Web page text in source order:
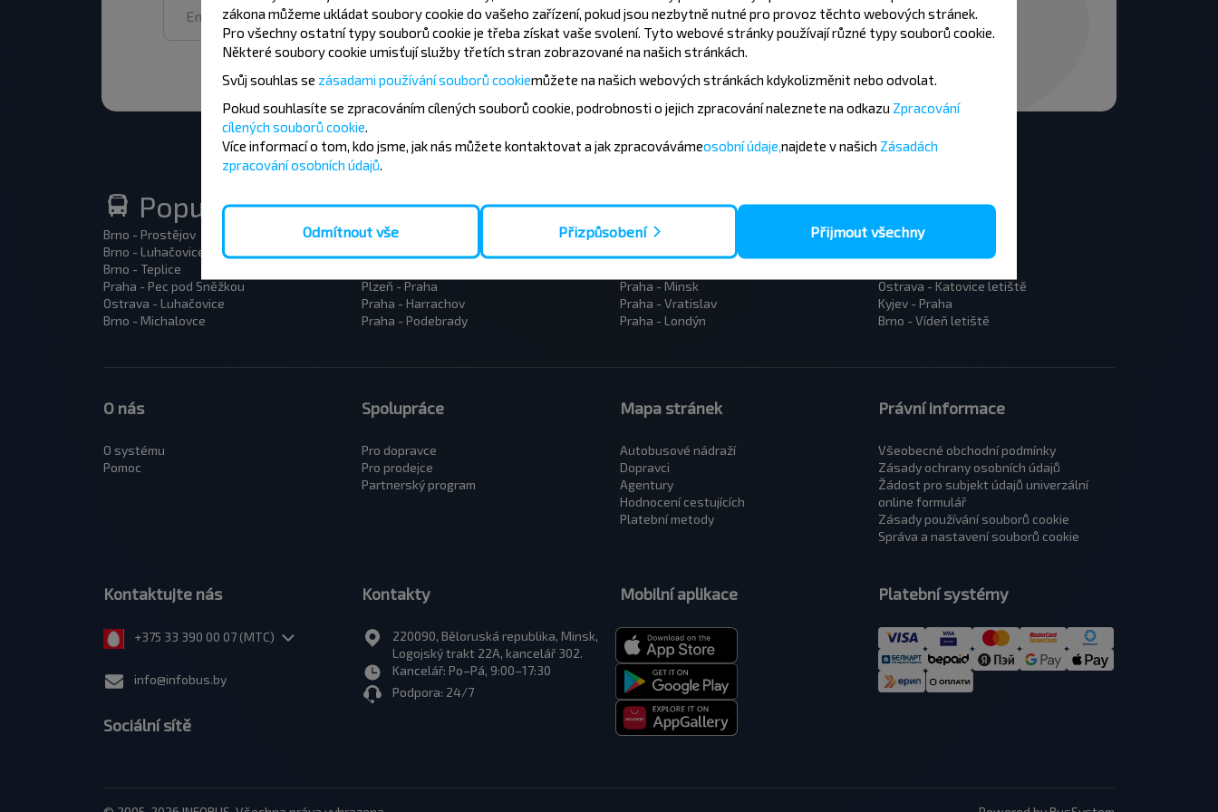
Přihlásit se
Popularne trasy autobusów
Brno - Prostějov
Brno - Luhačovice
Brno - Teplice
Praha - Pec pod Sněžkou
Ostrava - Luhačovice
Brno - Michalovce
Brno - Praha
Praha - Spindleruv Mlyn
Plzeň - Praha
Praha - Harrachov
Praha - Podebrady
Teplice - Drážďany
Praha - Minsk
Praha - Vratislav
Praha - Londýn
Praha - Kyjev
Ostrava - Katovice letiště
Kyjev - Praha
Brno - Vídeň letiště
O nás
O systému
Pomoc
Spolupráce
Pro dopravce
Pro prodejce
Partnerský program
Mapa stránek
Autobusové nádraží
Dopravci
Agentury
Hodnocení cestujících
Platební metody
Právní informace
Všeobecné obchodní podmínky
Zásady ochrany osobních údajů
Žádost pro subjekt údajů univerzální
оnline formulář
Zásady používání souborů cookie
Správa a nastavení souborů cookie
Kontaktujte nás
+375 33 390 00 07 (МТС)
info@infobus.by
Sociální sítě
Kontakty
220090, Běloruská republika, Minsk,
Logojský trakt 22A, kancelář 302.
Kancelář: Po–Pá, 9:00–17:30
Podpora: 24/7
Mobilní aplikace Platební systémy
zákona můžeme ukládat soubory cookie do vašeho zařízení, pokud jsou nezbytně nutné pro provoz těchto webových stránek.
Pro všechny ostatní typy souborů cookie je třeba získat vaše svolení. Tyto webové stránky používají různé typy souborů cookie.
Některé soubory cookie umisťují služby třetích stran zobrazované na našich stránkách.
Svůj souhlas se zásadami používání souborů cookiemůžete na našich webových stránkách kdykolizměnit nebo odvolat.
Pokud souhlasíte se zpracováním cílených souborů cookie, podrobnosti o jejich zpracování naleznete na odkazu Zpracování
cílených souborů cookie
Více informací o tom, kdo jsme, jak nás můžete kontaktovat a jak zpracovávámeosobní údaje, najdete v našich Zásadách
zpracování osobních údajů
Odmítnout vše Přizpůsobení Přijmout všechny